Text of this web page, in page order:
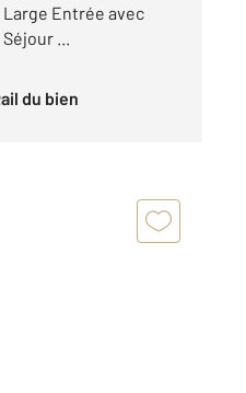
Entrée avec
...
du bien